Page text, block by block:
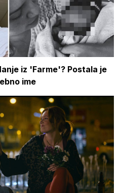
iz 'Farme'? Postala je
ime